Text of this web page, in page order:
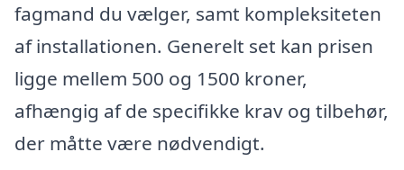
fagmand du vælger, samt kompleksiteten
af installationen. Generelt set kan prisen
ligge mellem 500 og 1500 kroner,
afhængig af de specifikke krav og tilbehør,
der måtte være nødvendigt.